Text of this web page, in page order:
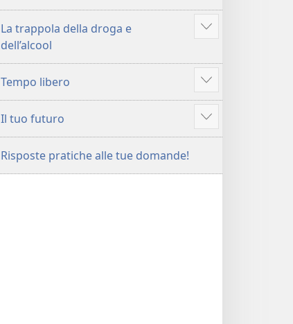
La trappola della droga e
dell’alcool
Mostra
Tempo libero
Mostra
altro
Il tuo futuro
Mostra
altro
Risposte pratiche alle tue domande!